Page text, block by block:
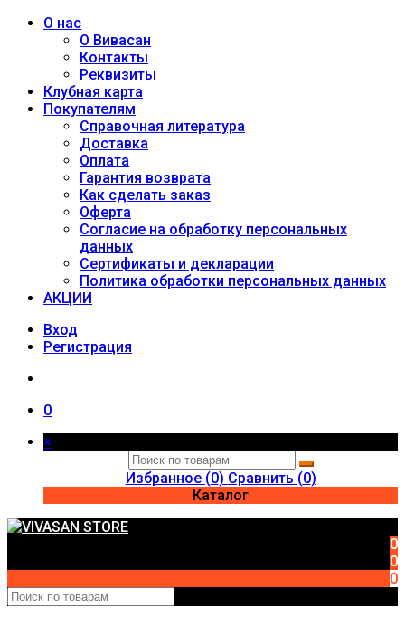
О нас
О Вивасан
Контакты
Реквизиты
Клубная карта
Покупателям
Справочная литература
Доставка
Оплата
Гарантия возврата
Как сделать заказ
Оферта
Согласие на обработку персональных
данных
Сертификаты и декларации
Политика обработки персональных данных
АКЦИИ
Вход
Регистрация
0
×
Избранное (0) Сравнить (0)
Каталог
0
0
0